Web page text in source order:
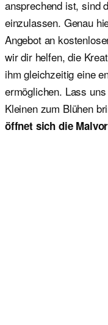
ansprechend ist, sind
einzulassen. Genau
Angebot an
wir dir helfen, die
ihm gleichzeitig eine
ermöglichen. Lass
Kleinen zum Blühen
öffnet sich die